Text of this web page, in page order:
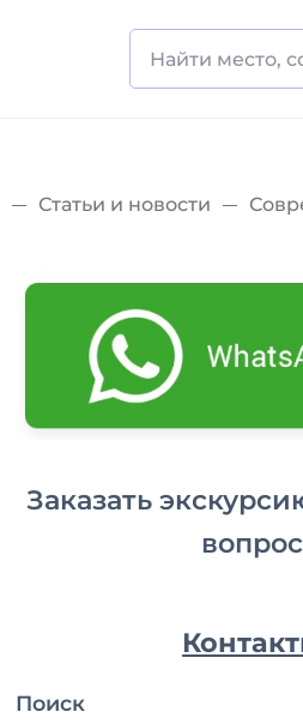
Статьи и новости
Заказать
вопрос
Поиск